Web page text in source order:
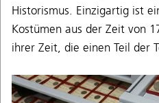
Historismus. Einzigartig ist
Kostümen aus der Zeit von
ihrer Zeit, die einen Teil der